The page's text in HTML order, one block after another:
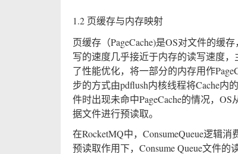
1.2 页缓存与内存映射
页缓存（PageCache)是OS对文件的缓
写的速度几乎接近于内存的读写速度，
了性能优化，将一部分的内存用作
步的方式由pdflush内核线程将Cache
件时出现未命中PageCache的情况，
据文件进行预读取。
在RocketMQ中，ConsumeQueue逻辑
预读取作用下，Consume Queue文件